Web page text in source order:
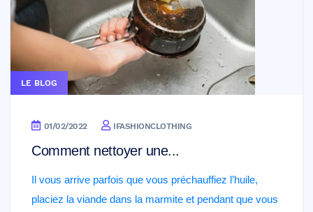
LE BLOG
01/02/2022 IFASHIONCLOTHING
Comment nettoyer une...
Il vous arrive parfois que vous préchauffiez l’huile,
placiez la viande dans la marmite et pendant que vous